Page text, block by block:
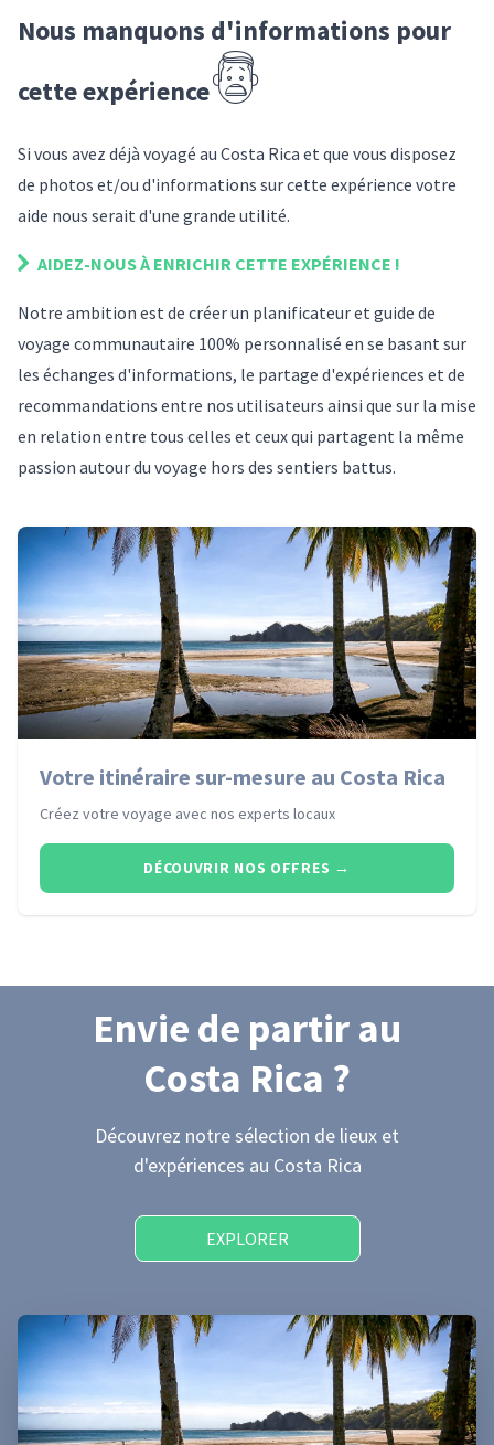
Nous manquons d'informations pour
cette expérience
Si vous avez déjà voyagé au Costa Rica et que vous disposez
de photos et/ou d'informations surcette expérience votre
aide nous serait d'une grande utilité.
AIDEZ-NOUS À ENRICHIR CETTE EXPÉRIENCE !
Notre ambition est de créer un planificateur et guide de
voyage communautaire 100% personnalisé en se basant sur
les échanges d'informations, le partage d'expériences et de
recommandations entre nos utilisateurs ainsi que sur la mise
en relation entre tous celles et ceux qui partagent la même
passion autour du voyage hors des sentiers battus.
Votre itinéraire sur-mesure au Costa Rica
Créez votre voyage avec nos experts locaux
DÉCOUVRIR NOS OFFRES →
Envie de partir au
Costa Rica ?
Découvrez notre sélection de lieux et
d'expériences au Costa Rica
EXPLORER